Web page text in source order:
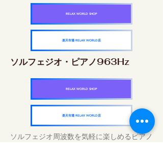
RELAX WORLD SHOP
楽天市場 RELAX WORLD店
ソルフェジオ・ピアノ963Hz
RELAX WORLD SHOP
楽天市場 RELAX WORLD店
ソルフェジオ周波数を気軽に楽しめるピアノ